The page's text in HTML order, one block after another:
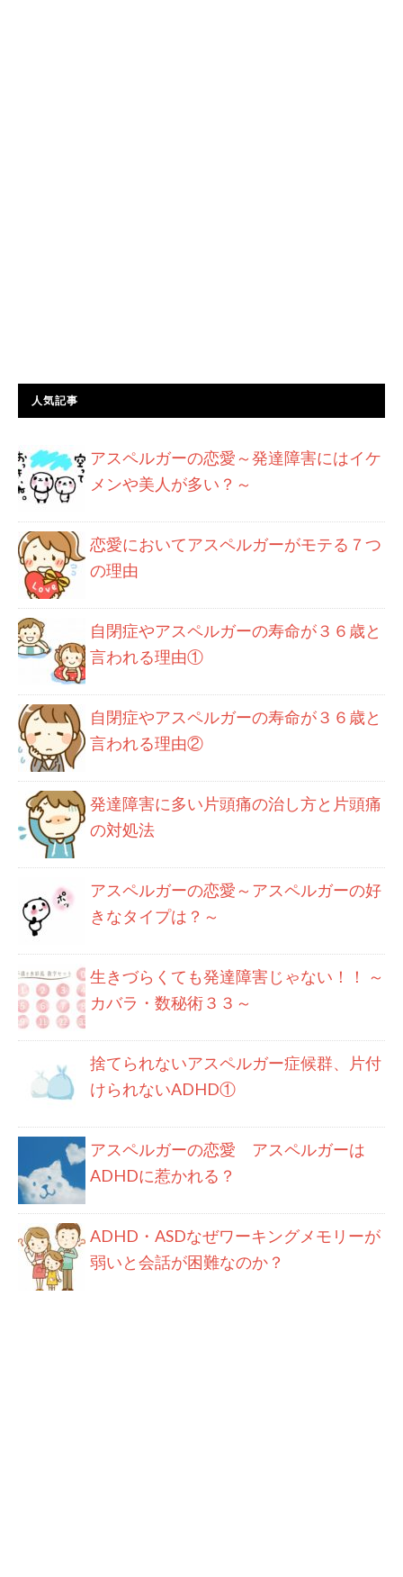
人気記事
アスペルガーの恋愛～発達障害にはイケ
メンや美人が多い？～
恋愛においてアスペルガーがモテる７つ
の理由
自閉症やアスペルガーの寿命が３６歳と
言われる理由①
自閉症やアスペルガーの寿命が３６歳と
言われる理由②
発達障害に多い片頭痛の治し方と片頭痛
の対処法
アスペルガーの恋愛～アスペルガーの好
きなタイプは？～
生きづらくても発達障害じゃない！！ ～
カバラ・数秘術３３～
捨てられないアスペルガー症候群、片付
けられないADHD①
アスペルガーの恋愛 アスペルガーは
ADHDに惹かれる？
ADHD・ASDなぜワーキングメモリーが
弱いと会話が困難なのか？